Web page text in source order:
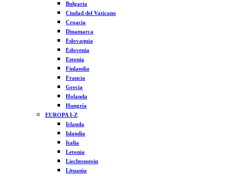
Bulgaria
Ciudad del Vaticano
Croacia
Dinamarca
Eslovaquia
Eslovenia
Estonia
Finlandia
Francia
Grecia
Holanda
Hungría
EUROPA I-Z
Irlanda
Islandia
Italia
Letonia
Liechtenstein
Lituania